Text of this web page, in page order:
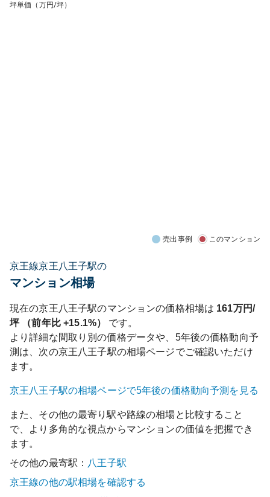
坪単価（万円/坪）
売出事例 このマンション
京王線京王八王子駅の
マンション相場
現在の京王八王子駅のマンションの価格相場は 161万円/
坪 （前年比+15.1%）
です。
より詳細な間取り別の価格データや、5年後の価格動向予
測は、次の京王八王子駅の相場ページでご確認いただけ
ます。
京王八王子駅の相場ページで5年後の価格動向予測を見る
また、その他の最寄り駅や路線の相場と比較すること
で、より多角的な視点からマンションの価値を把握でき
ます。
その他の最寄駅： 八王子駅
京王線の他の駅相場を確認する